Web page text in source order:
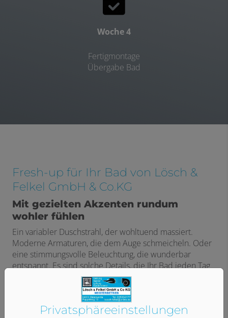
Woche 4
Fertigmontage
Übergabe Bad
Fresh-up für Ihr Bad von Lösch &
Felkel GmbH & Co.KG
Mit gezielten Akzenten rundum
wohler fühlen
Ein variabler Duschstrahl, der wohltuend massiert.
Moderne Armaturen, die dem Auge schmeicheln. Oder
eine stimmungsvolle Beleuchtung, die wunderbar
entspannt. Es sind solche Details, die Ihr Bad jeden Tag
zu etwas Besonderem machen. Wir zeigen Ihnen, wie
Sie mit kleinen Veränderungen und wenig Aufwand
große Wirkung erzielen.
Privatsphäre­einstellungen